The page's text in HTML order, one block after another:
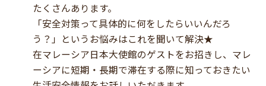
たくさんあります。
「安全対策って具体的に何をしたらいいんだろ
う？」というお悩みはこれを聞いて解決★
在マレーシア日本大使館のゲストをお招きし、マレ
ーシアに短期・長期で滞在する際に知っておきたい